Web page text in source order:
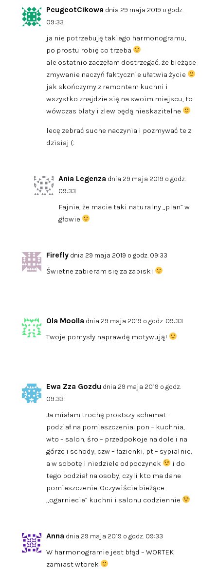
PeugeotCikowa dnia 29 maja 2019 o godz.
09:33
ja nie potrzebuję takiego harmonogramu,
po prostu robię co trzeba
ale ostatnio zaczęłam dostrzegać, że bieżące
zmywanie naczyń faktycznie ułatwia życie
jak skończymy z remontem kuchni i
wszystko znajdzie się na swoim miejscu, to
wówczas blaty i zlew będą nieskazitelne
lecę zebrać suche naczynia i pozmywać te z
dzisiaj (:
Ania Legenza dnia 29 maja 2019 o godz.
09:33
Fajnie, że macie taki naturalny „plan” w
głowie
Firefly dnia 29 maja 2019 o godz. 09:33
Świetne zabieram się za zapiski
Ola Moolla dnia 29 maja 2019 o godz. 09:33
Twoje pomysły naprawdę motywują!
Ewa Zza Gozdu dnia 29 maja 2019 o godz.
09:33
Ja miałam trochę prostszy schemat –
podział na pomieszczenia: pon – kuchnia,
wto – salon, śro – przedpokoje na dole i na
górze i schody, czw – łazienki, pt – sypialnie,
a w sobotę i niedziele odpoczynek
i do
tego podział na osoby, czyli kto ma dane
pomieszczenie. Oczywiście bieżące
„ogarniecie” kuchni i salonu codziennie
Anna dnia 29 maja 2019 o godz. 09:33
W harmonogramie jest błąd – WORTEK
zamiast wtorek